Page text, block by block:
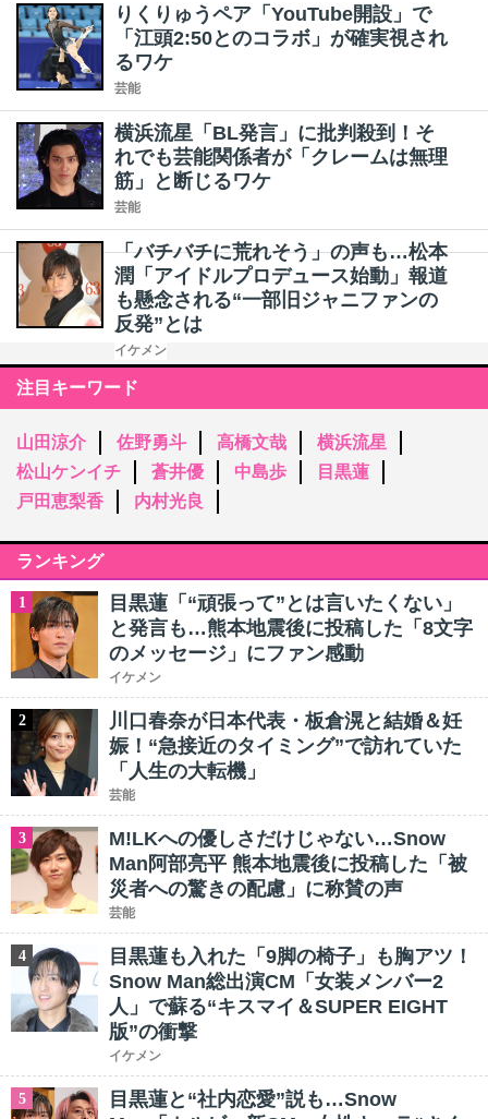
りくりゅうペア「YouTube開設」で
「江頭2:50とのコラボ」が確実視され
るワケ
芸能
横浜流星「BL発言」に批判殺到！そ
れでも芸能関係者が「クレームは無理
筋」と断じるワケ
芸能
「バチバチに荒れそう」の声も…松本
潤「アイドルプロデュース始動」報道
も懸念される“一部旧ジャニファンの
反発”とは
イケメン
注目キーワード
山田涼介 佐野勇斗 高橋文哉
横浜流星
松山ケンイチ
蒼井優 中島歩
目黒蓮
戸田恵梨香
内村光良
ランキング
1
目黒蓮「“頑張って”とは言いたくない」
と発言も…熊本地震後に投稿した「8文字
のメッセージ」にファン感動
イケメン
2
川口春奈が日本代表・板倉滉と結婚＆妊
娠！“急接近のタイミング”で訪れていた
「人生の大転機」
芸能
3
M!LKへの優しさだけじゃない…Snow
Man阿部亮平 熊本地震後に投稿した「被
災者への驚きの配慮」に称賛の声
芸能
4
目黒蓮も入れた「9脚の椅子」も胸アツ！
Snow Man総出演CM「女装メンバー2
人」で蘇る“キスマイ＆SUPER EIGHT
版”の衝撃
イケメン
5
目黒蓮と“社内恋愛”説も…Snow